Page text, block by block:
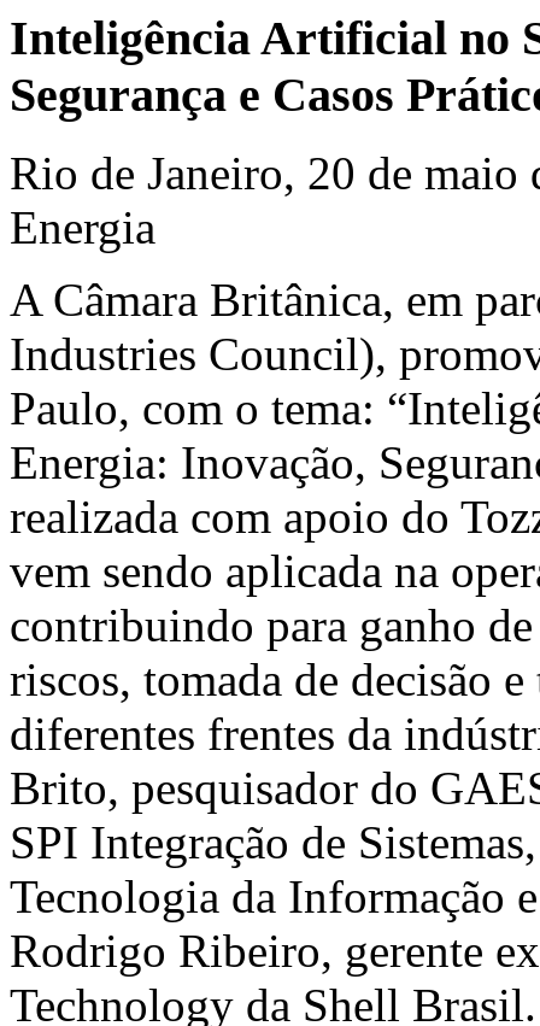
Inteligência Artificial no
Segurança e Casos
Rio de Janeiro, 20 de maio
Energia
A Câmara Britânica, em
Industries Council),
Paulo, com o tema:
Energia: Inovação,
realizada com apoio do
vem sendo aplicada na
contribuindo para ganho
riscos, tomada de decisão
diferentes frentes da
Brito, pesquisador do
SPI Integração de
Tecnologia da Informação
Rodrigo Ribeiro, gerente
Technology da Shell